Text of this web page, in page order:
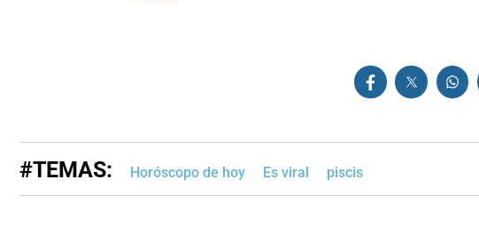
#TEMAS: Horóscopo de hoy Es viral piscis